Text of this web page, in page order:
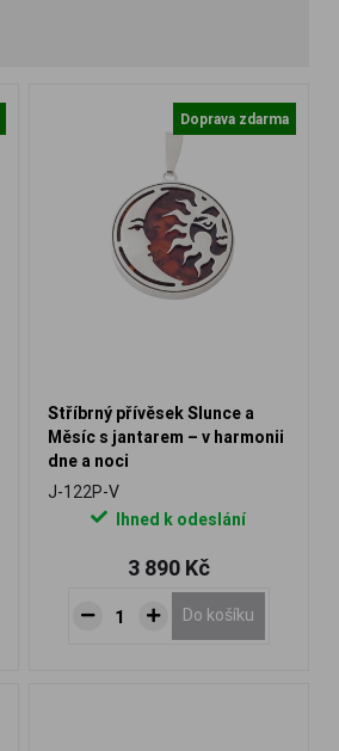
Doprava zdarma
Stříbrný přívěsek Slunce a
Měsíc s jantarem – v harmonii
dne a noci
J-122P-V
Ihned k odeslání
3 890 Kč
Do košíku